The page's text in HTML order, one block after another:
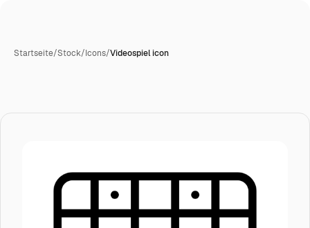
Startseite/Stock/Icons/Videospiel icon